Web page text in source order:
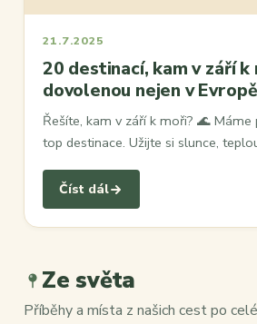
21.7.2025
20 destinací, kam v září k
dovolenou nejen v Evropě
Řešíte, kam v září k moři? 🌊
top destinace. Užijte si slunce,
Číst dál
Ze světa
Příběhy a místa z našich cest po